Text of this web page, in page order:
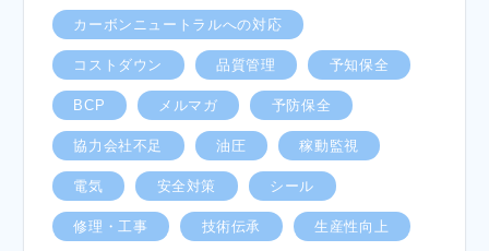
カーボンニュートラルへの対応
コストダウン 品質管理 予知保全
BCP メルマガ 予防保全
協力会社不足 油圧 稼動監視
電気 安全対策 シール
修理・工事 技術伝承 生産性向上